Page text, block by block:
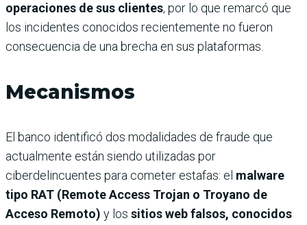
operaciones de sus clientes, por lo que remarcó que
los incidentes conocidos recientemente no fueron
consecuencia de una brecha en sus plataformas.
Mecanismos
El banco identificó dos modalidades de fraude que
actualmente están siendo utilizadas por
ciberdelincuentes para cometer estafas: el malware
tipo RAT (Remote Access Trojan o Troyano de
Acceso Remoto) y los sitios web falsos, conocidos